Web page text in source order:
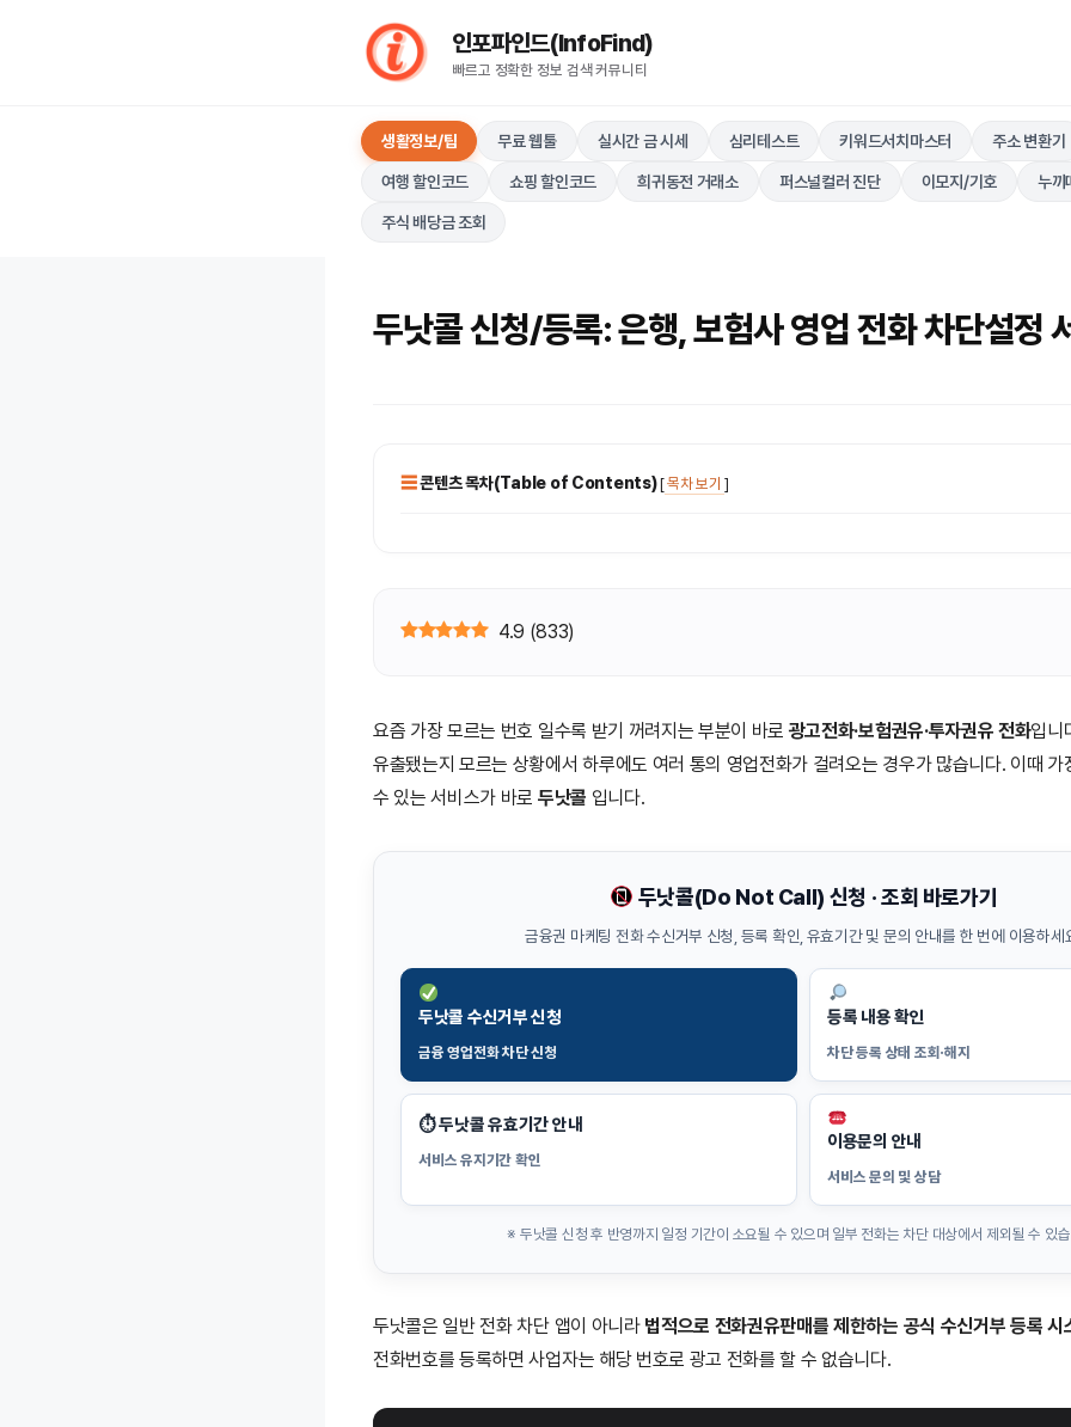
인포파인드(InfoFind)​​​​
빠르고 정확한 정보 검색 커뮤니티
생활정보/팁 무료 웹툴 실시간 금 시세 심리테스트 키워드서치마스터 주소 변환기
여행 할인코드 쇼핑 할인코드 희귀동전 거래소 퍼스널컬러 진단 이모지/기호 누끼
주식 배당금 조회
두낫콜 신청/등록: 은행, 보험사 영업 전화 차단설정
콘텐츠 목차(Table of Contents)[목차 보기 ]
4.9 (833)
요즘 가장 모르는 번호 일수록 받기 꺼려지는 부분이 바로 광고전화·보험권유·투자권유 전화입니
유출됐는지 모르는 상황에서 하루에도 여러 통의 영업전화가 걸려오는 경우가 많습니다. 이때 가
수 있는 서비스가 바로 두낫콜 입니다.
두낫콜(Do Not Call) 신청 · 조회 바로가기
금융권 마케팅 전화 수신거부 신청, 등록 확인, 유효기간 및 문의 안내를 한 번에 이용하세
두낫콜 수신거부 신청
금융 영업전화 차단 신청
등록 내용 확인
차단 등록 상태 조회·해지
⏱ 두낫콜 유효기간 안내
서비스 유지기간 확인
이용문의 안내
서비스 문의 및 상담
※ 두낫콜 신청 후 반영까지 일정 기간이 소요될 수 있으며 일부 전화는 차단 대상에서 제외될 수 있
두낫콜은 일반 전화 차단 앱이 아니라 법적으로 전화권유판매를 제한하는 공식 수신거부 등록 시
전화번호를 등록하면 사업자는 해당 번호로 광고 전화를 할 수 없습니다.